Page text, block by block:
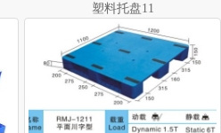
塑料托盘11